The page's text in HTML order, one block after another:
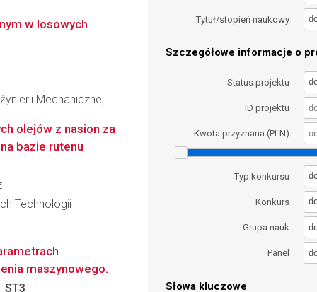
Tytuł/stopień naukowy
Szczegółowe informacje o
Status projektu
ID projektu
Kwota przyznana (PLN)
Typ konkursu
Konkurs
Grupa nauk
Panel
Słowa kluczowe
w losowych
Mechanicznej
olejów z nasion za
bazie rutenu
Technologii
maszynowego.
ST3